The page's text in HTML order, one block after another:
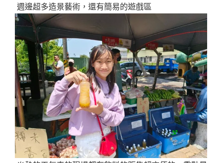
週邊超多造景藝術，還有簡易的遊戲區